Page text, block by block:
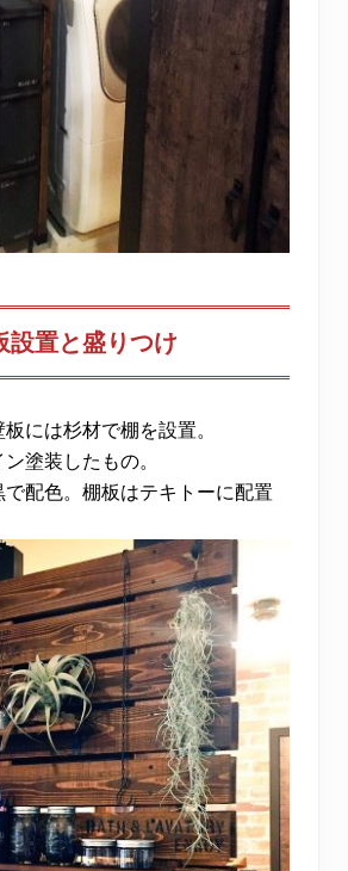
置と盛りつけ
には杉材で棚を設置。
塗装したもの。
配色。棚板はテキトーに配置